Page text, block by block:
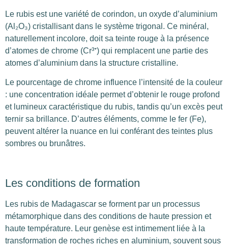
Le rubis est une variété de corindon, un oxyde d’aluminium
(Al₂O₃) cristallisant dans le système trigonal. Ce minéral,
naturellement incolore, doit sa teinte rouge à la présence
d’atomes de chrome (Cr³⁺) qui remplacent une partie des
atomes d’aluminium dans la structure cristalline.
Le pourcentage de chrome influence l’intensité de la couleur
: une concentration idéale permet d’obtenir le rouge profond
et lumineux caractéristique du rubis, tandis qu’un excès peut
ternir sa brillance. D’autres éléments, comme le fer (Fe),
peuvent altérer la nuance en lui conférant des teintes plus
sombres ou brunâtres.
Les conditions de formation
Les rubis de Madagascar se forment par un processus
métamorphique dans des conditions de haute pression et
haute température. Leur genèse est intimement liée à la
transformation de roches riches en aluminium, souvent sous